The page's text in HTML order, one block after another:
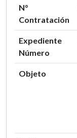
N°
Contratación
Expediente
Número
Objeto